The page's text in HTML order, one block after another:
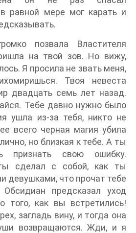
равной мере мог карать и
позвала Властителя
на твой зов. Но вижу,
Я просила не звать меня,
Твоя невеста
двадцать семь лет назад.
Тебе давно нужно было
ушла из-за тебя, никто не
всего черная магия убила
но близкая к тебе. А ты
признать свою ошибку.
сделал с собой, как ты
девушками, что прочат тебе
предсказал уход
того, как вы встретились!
загладь вину, и тогда она
возвращаются. Жди, и я